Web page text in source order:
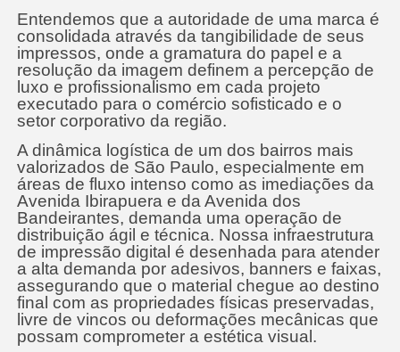
Entendemos que a autoridade de uma marca é
consolidada através da tangibilidade de seus
impressos, onde a gramatura do papel e a
resolução da imagem definem a percepção de
luxo e profissionalismo em cada projeto
executado para o comércio sofisticado e o
setor corporativo da região.
A dinâmica logística de um dos bairros mais
valorizados de São Paulo, especialmente em
áreas de fluxo intenso como as imediações da
Avenida Ibirapuera e da Avenida dos
Bandeirantes, demanda uma operação de
distribuição ágil e técnica. Nossa infraestrutura
de impressão digital é desenhada para atender
a alta demanda por adesivos, banners e faixas,
assegurando que o material chegue ao destino
final com as propriedades físicas preservadas,
livre de vincos ou deformações mecânicas que
possam comprometer a estética visual.